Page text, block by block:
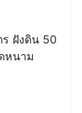
ร ฝังดิน 50
หนาม